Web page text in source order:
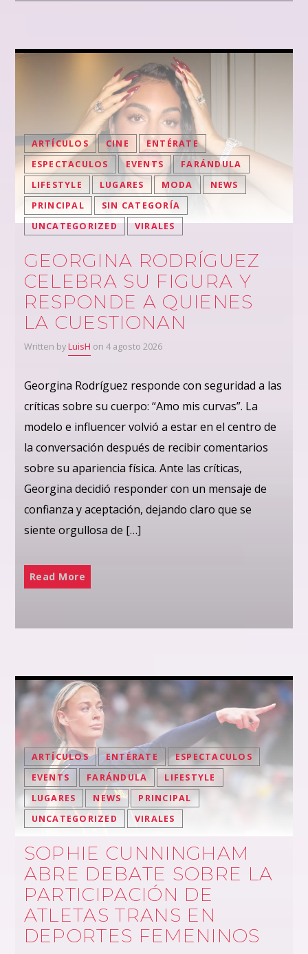
ARTÍCULOS CINE
ENTÉRATE
ESPECTACULOS
EVENTS
FARÁNDULA
LIFESTYLE
LUGARES MODA
NEWS
PRINCIPAL
SIN CATEGORÍA
UNCATEGORIZED
VIRALES
GEORGINA RODRÍGUEZ
CELEBRA SU FIGURA Y
RESPONDE A QUIENES
LA CUESTIONAN
Written byLuisH on 4 agosto 2026
Georgina Rodríguez responde con seguridad a las
críticas sobre su cuerpo: “Amo mis curvas”. La
modelo e influencer volvió a estar en el centro de
la conversación después de recibir comentarios
sobre su apariencia física. Ante las críticas,
Georgina decidió responder con un mensaje de
confianza y aceptación, dejando claro que se
siente orgullosa de […]
Read More
ARTÍCULOS ENTÉRATE
ESPECTACULOS
EVENTS
FARÁNDULA
LIFESTYLE
LUGARES
NEWS
PRINCIPAL
UNCATEGORIZED
VIRALES
SOPHIE CUNNINGHAM
ABRE DEBATE SOBRE LA
PARTICIPACIÓN DE
ATLETAS TRANS EN
DEPORTES FEMENINOS